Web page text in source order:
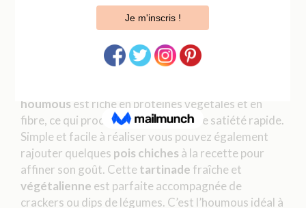
houmous
sont infinies, mais un de
houmousest riche en protéines végétales et en
fibre, ce qui procure une sensation de satiété rapide.
Simple et facile à réaliser vous pouvez également
rajouter quelques pois chiches à la recette pour
affiner son goût. Cettetartinade fraîche et
végétalienne est parfaite accompagnée de
crackers ou dips de légumes. C’est l’houmous idéal à